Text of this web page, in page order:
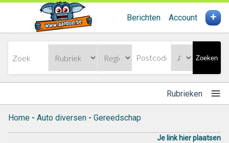
Berichten Account +
Zoeken
Rubrieken
Home - Auto diversen - Gereedschap
Je link hier plaatsen